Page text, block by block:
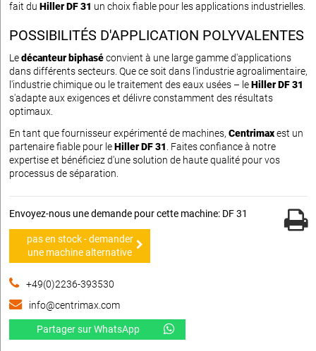
fait du Hiller DF 31 un choix fiable pour les applications industrielles.
POSSIBILITÉS D'APPLICATION POLYVALENTES
Ledécanteur biphaséconvient à une large gamme d'applications
dans différents secteurs. Que ce soit dans l'industrie agroalimentaire,
l'industrie chimique ou le traitement des eaux usées – leHiller DF 31
s'adapte aux exigences et délivre constamment des résultats
optimaux.
En tant que fournisseur expérimenté de machines, Centrimaxest un
partenaire fiable pour leHiller DF 31. Faites confiance à notre
expertise et bénéficiez d'une solution de haute qualité pour vos
processus de séparation.
Envoyez-nous une demande pour cette machine: DF 31
pas en stock - demander
une machine alternative
+49(0)2236-393530
info@centrimax.com
Partager sur WhatsApp